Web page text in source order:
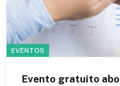
EVENTOS
Evento gratuito